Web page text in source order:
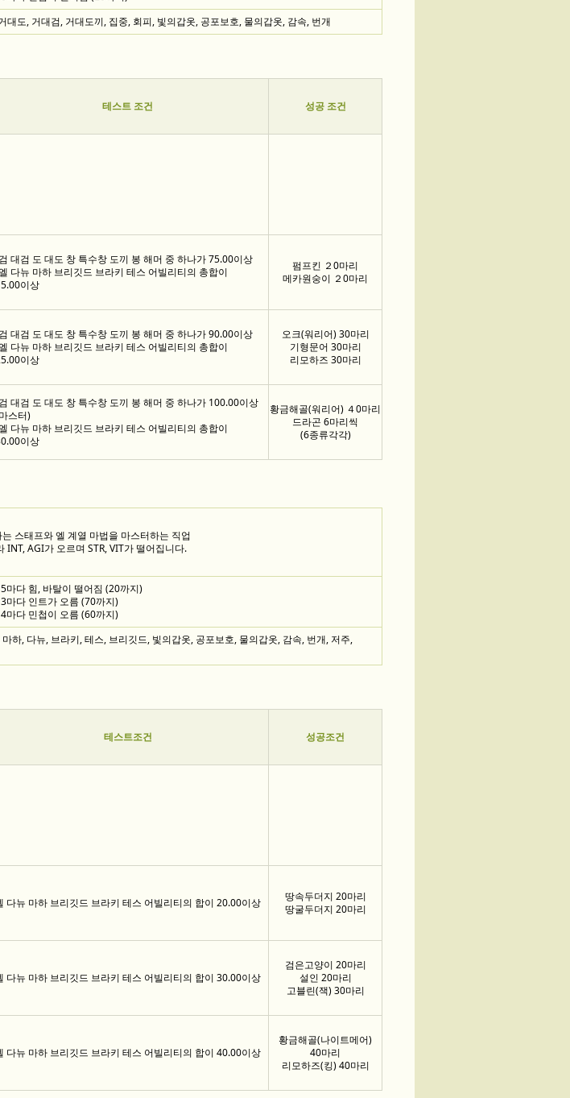
대도, 거대검, 거대도끼, 집중, 회피, 빛의갑옷, 공포보호, 물의갑옷, 감속, 번개
테스트 조건
성공 조건
대검 도 대도 창 특수창 도끼 봉 해머 중 하나가 75.00이상
다뉴 마하 브리깃드 브라키 테스 어빌리티의 총합이
이상
펌프킨 ２0마리
메카원숭이 ２0마리
대검 도 대도 창 특수창 도끼 봉 해머 중 하나가 90.00이상
다뉴 마하 브리깃드 브라키 테스 어빌리티의 총합이
이상
오크(워리어) 30마리
기형문어 30마리
리모하즈 30마리
대검 도 대도 창 특수창 도끼 봉 해머 중 하나가 100.00이상
스터)
다뉴 마하 브리깃드 브라키 테스 어빌리티의 총합이
이상
황금해골(워리어) ４0마리
드라곤 6마리씩
(6종류각각)
스태프와 엘 계열 마법을 마스터하는 직업
INT, AGI가 오르며 STR, VIT가 떨어집니다.
마다 힘, 바탈이 떨어짐 (20까지)
마다 인트가 오름 (70까지)
마다 민첩이 오름 (60까지)
마하, 다뉴, 브라키, 테스, 브리깃드, 빛의갑옷, 공포보호, 물의갑옷, 감속, 번개, 저주,
테스트조건
성공조건
다뉴 마하 브리깃드 브라키 테스 어빌리티의 합이 20.00이상
땅속두더지 20마리
땅굴두더지 20마리
다뉴 마하 브리깃드 브라키 테스 어빌리티의 합이 30.00이상
검은고양이 20마리
설인 20마리
고블린(잭) 30마리
다뉴 마하 브리깃드 브라키 테스 어빌리티의 합이 40.00이상
황금해골(나이트메어)
40마리
리모하즈(킹) 40마리